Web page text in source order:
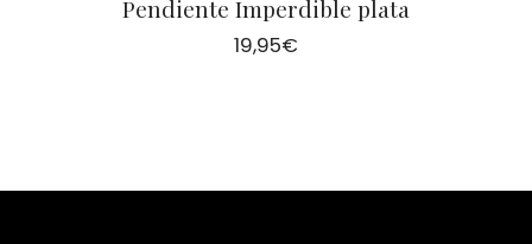
Pendiente Imperdible plata
19,95€